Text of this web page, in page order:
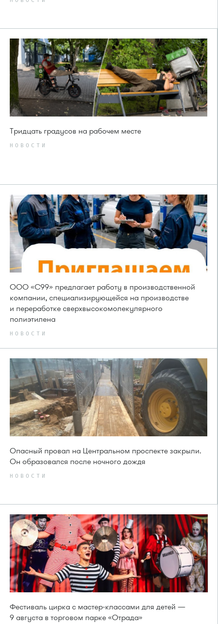
Тридцать градусов на рабочем месте
НОВОСТИ
ООО «С99» предлагает работу в производственной
компании, специализирующейся на производстве
и переработке сверхвысокомолекулярного
полиэтилена
НОВОСТИ
Опасный провал на Центральном проспекте закрыли.
Он образовался после ночного дождя
НОВОСТИ
Фестиваль цирка с мастер-классами для детей —
9 августа в торговом парке «Отрада»